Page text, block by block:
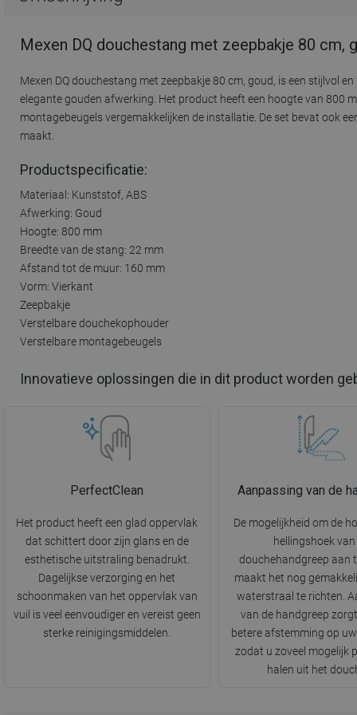
Mexen DQ douchestang met zeepbakje 80 cm,
Mexen DQ douchestang met zeepbakje 80 cm, goud, is een stijlvol
elegante gouden afwerking. Het product heeft een hoogte van 800
montagebeugels vergemakkelijken de installatie. De set bevat ook
maakt.
Productspecificatie:
Materiaal: Kunststof, ABS
Afwerking: Goud
Hoogte: 800 mm
Breedte van de stang: 22 mm
Afstand tot de muur: 160 mm
Vorm: Vierkant
Zeepbakje
Verstelbare douchekophouder
Verstelbare montagebeugels
Innovatieve oplossingen die in dit product worden
PerfectClean
Het product heeft een glad oppervlak
dat schittert door zijn glans en de
esthetische uitstraling benadrukt.
Dagelijkse verzorging en het
schoonmaken van het oppervlak van
vuil is veel eenvoudiger en vereist geen
sterke reinigingsmiddelen.
Aanpassing van de
De mogelijkheid om de
hellingshoek van
douchehandgreep aan
maakt het nog
waterstraal te richten.
van de handgreep
betere afstemming op
zodat u zoveel mogelijk
halen uit het